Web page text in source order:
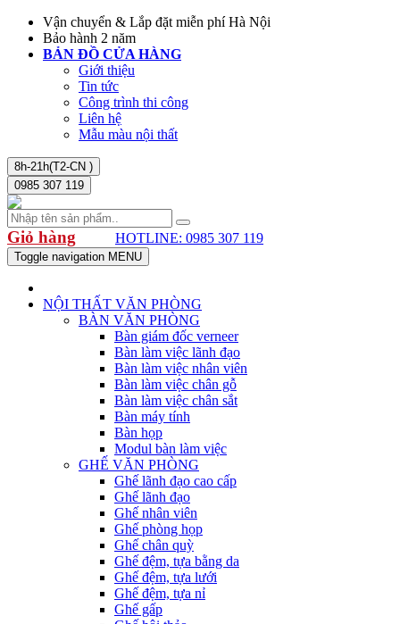
Vận chuyển & Lắp đặt miễn phí Hà Nội
Bảo hành 2 năm
BẢN ĐỒ CỬA HÀNG
Giới thiệu
Tin tức
Công trình thi công
Liên hệ
Mẫu màu nội thất
8h-21h(T2-CN )
0985 307 119
Giỏ hàng HOTLINE: 0985 307 119
Toggle navigation MENU
NỘI THẤT VĂN PHÒNG
BÀN VĂN PHÒNG
Bàn giám đốc verneer
Bàn làm việc lãnh đạo
Bàn làm việc nhân viên
Bàn làm việc chân gỗ
Bàn làm việc chân sắt
Bàn máy tính
Bàn họp
Modul bàn làm việc
GHẾ VĂN PHÒNG
Ghế lãnh đạo cao cấp
Ghế lãnh đạo
Ghế nhân viên
Ghế phòng họp
Ghế chân quỳ
Ghế đệm, tựa bằng da
Ghế đệm, tựa lưới
Ghế đệm, tựa nỉ
Ghế gấp